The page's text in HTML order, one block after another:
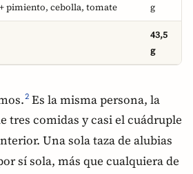
pimiento, cebolla, tomate
g
43,5
g
2 Es la misma persona, la
tres comidas y casi el cuádruple
Una sola taza de alubias
sí sola, más que cualquiera de